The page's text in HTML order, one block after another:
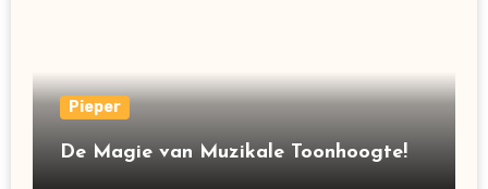
Pieper
De Magie van Muzikale Toonhoogte!